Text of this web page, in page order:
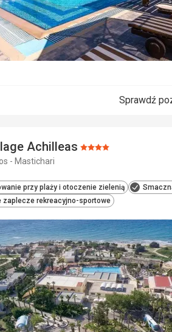
Sprawdź
Achilleas Ocena:
- Mastichari
przy plaży i otoczenie zielenią
zaplecze rekreacyjno-sportowe